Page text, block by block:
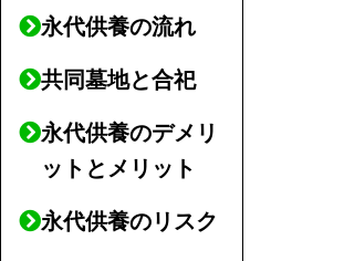
永代供養の流れ
共同墓地と合祀
永代供養のデメリ
ットとメリット
永代供養のリスク